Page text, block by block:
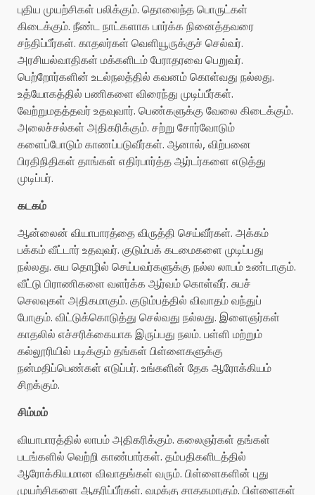
புதிய முயற்சிகள் பலிக்கும். தொலைந்த பொருட்கள்
கிடைக்கும். நீண்ட நாட்களாக பார்க்க நினைத்தவரை
சந்திப்பீர்கள். காதலர்கள் வெளியூருக்குச் செல்வர்.
அரசியல்வாதிகள் மக்களிடம் பேராதரவை பெறுவர்.
பெற்றோர்களின் உடல்நலத்தில் கவனம் கொள்வது நல்லது.
உத்யோகத்தில் பணிகளை விரைந்து முடிப்பீர்கள்.
வேற்றுமதத்தவர் உதவுவார். பெண்களுக்கு வேலை கிடைக்கும்.
அலைச்சல்கள் அதிகரிக்கும். சற்று சோர்வோடும்
களைப்போடும் காணப்படுவீர்கள். ஆனால், விற்பனை
பிரதிநிதிகள் தாங்கள் எதிர்பார்த்த ஆர்டர்களை எடுத்து
முடிப்பர்.
கடகம்
ஆன்லைன் வியாபாரத்தை விருத்தி செய்வீர்கள். அக்கம்
பக்கம் வீட்டார் உதவுவர். குடும்பக் கடமைகளை முடிப்பது
நல்லது. சுய தொழில் செய்பவர்களுக்கு நல்ல லாபம் உண்டாகும்.
வீட்டு பிராணிகளை வளர்க்க ஆர்வம் கொள்வீர். சுபச்
செலவுகள் அதிகமாகும். குடும்பத்தில் விவாதம் வந்துப்
போகும். விட்டுக்கொடுத்து செல்வது நல்லது. இளைஞர்கள்
காதலில் எச்சரிக்கையாக இருப்பது நலம். பள்ளி மற்றும்
கல்லூரியில் படிக்கும் தங்கள் பிள்ளைகளுக்கு
நன்மதிப்பெண்கள் எடுப்பர். உங்களின் தேக ஆரோக்கியம்
சிறக்கும்.
சிம்மம்
வியாபாரத்தில் லாபம் அதிகரிக்கும். கலைஞர்கள் தங்கள்
படங்களில் வெற்றி காண்பார்கள். தம்பதிகளிடத்தில்
ஆரோக்கியமான விவாதங்கள் வரும். பிள்ளைகளின் புது
முயற்சிகளை ஆதரிப்பீர்கள். வழக்கு சாதகமாகும். பிள்ளைகள்